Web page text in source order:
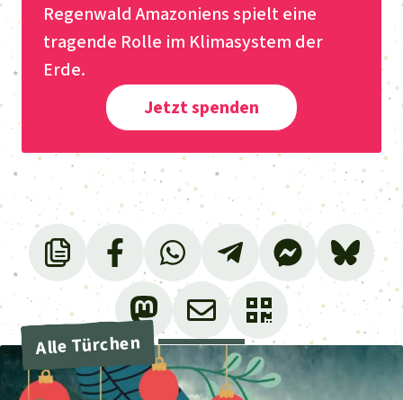
Regenwald Amazoniens spielt eine
tragende Rolle im Klimasystem der
Erde.
Jetzt spenden